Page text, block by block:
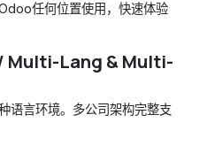
任何位置使用，快速体验
Multi-Lang & Multi-
语言环境。多公司架构完整支